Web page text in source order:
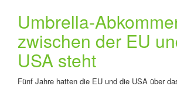
Umbrella-
zwischen der EU
USA steht
Fünf Jahre hatten die EU und die USA über